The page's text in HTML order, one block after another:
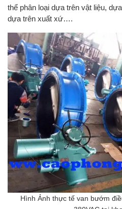
thể phân loại dựa trên vật liệu,
dựa trên xuất xứ….
Hình Ảnh thực tế van bướm